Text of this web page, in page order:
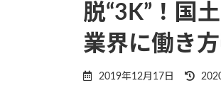
脱“3K”！国
業界に働き
2019年12月17日
Last